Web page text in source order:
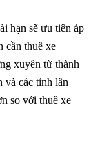
hạn sẽ ưu tiên áp
cần thuê xe
xuyên từ thành
và các tỉnh lân
so với thuê xe